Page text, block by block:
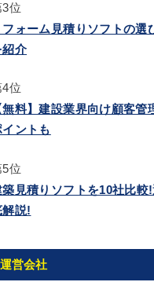
3位
フォーム見積りソフトの選
紹介
4位
無料】建設業界向け顧客管
イントも
5位
築見積りソフトを10社比較
解説!
運営会社